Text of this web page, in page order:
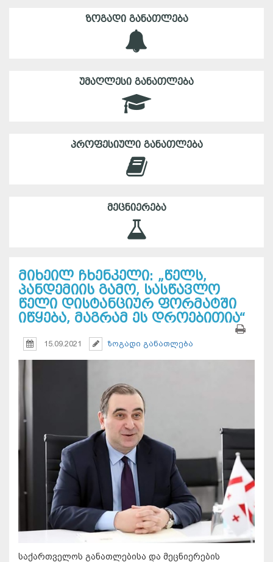
ᲖᲝᲒᲐᲓᲘ ᲒᲐᲜᲐᲗᲚᲔᲑᲐ
ᲣᲛᲐᲦᲚᲔᲡᲘ ᲒᲐᲜᲐᲗᲚᲔᲑᲐ
ᲞᲠᲝᲤᲔᲡᲘᲣᲚᲘ ᲒᲐᲜᲐᲗᲚᲔᲑᲐ
ᲛᲔᲪᲜᲘᲔᲠᲔᲑᲐ
მიხეილ ჩხენკელი: „წელს,
პანდემიის გამო, სასწავლო
წელი დისტანციურ ფორმატში
იწყება, მაგრამ ეს დროებითია“
15.09.2021 ზოგადი განათლება
საქართველოს განათლებისა და მეცნიერების